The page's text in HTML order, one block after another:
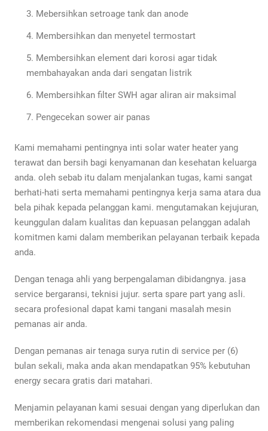
Mebersihkan setroage tank dan anode
Membersihkan dan menyetel termostart
Membersihkan element dari korosi agar tidak
membahayakan anda dari sengatan listrik
Membersihkan filter SWH agar aliran air maksimal
Pengecekan sower air panas
Kami memahami pentingnya inti solar water heater yang
terawat dan bersih bagi kenyamanan dan kesehatan keluarga
anda. oleh sebab itu dalam menjalankan tugas, kami sangat
berhati-hati serta memahami pentingnya kerja sama atara dua
bela pihak kepada pelanggan kami. mengutamakan kejujuran,
keunggulan dalam kualitas dan kepuasan pelanggan adalah
komitmen kami dalam memberikan pelayanan terbaik kepada
anda.
Dengan tenaga ahli yang berpengalaman dibidangnya. jasa
service bergaransi, teknisi jujur. serta spare part yang asli.
secara profesional dapat kami tangani masalah mesin
pemanas air anda.
Dengan pemanas air tenaga surya rutin di service per (6)
bulan sekali, maka anda akan mendapatkan 95% kebutuhan
energy secara gratis dari matahari.
Menjamin pelayanan kami sesuai dengan yang diperlukan dan
memberikan rekomendasi mengenai solusi yang paling